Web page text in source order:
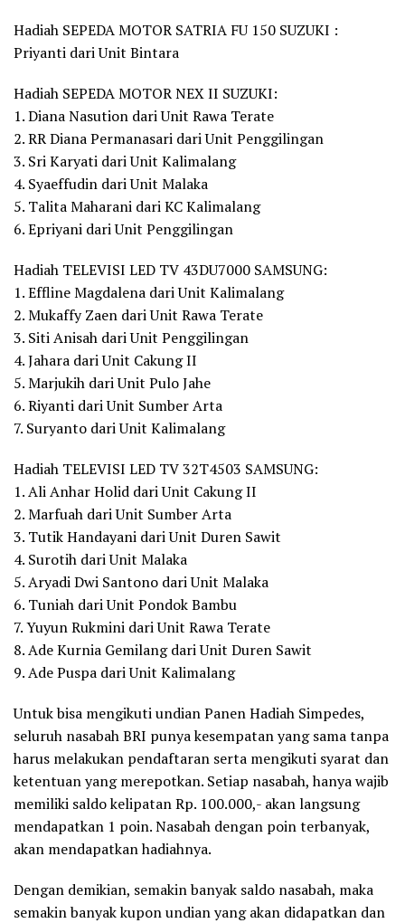
Hadiah SEPEDA MOTOR SATRIA FU 150 SUZUKI :
Priyanti dari Unit Bintara
Hadiah SEPEDA MOTOR NEX II SUZUKI:
1. Diana Nasution dari Unit Rawa Terate
2. RR Diana Permanasari dari Unit Penggilingan
3. Sri Karyati dari Unit Kalimalang
4. Syaeffudin dari Unit Malaka
5. Talita Maharani dari KC Kalimalang
6. Epriyani dari Unit Penggilingan
Hadiah TELEVISI LED TV 43DU7000 SAMSUNG:
1. Effline Magdalena dari Unit Kalimalang
2. Mukaffy Zaen dari Unit Rawa Terate
3. Siti Anisah dari Unit Penggilingan
4. Jahara dari Unit Cakung II
5. Marjukih dari Unit Pulo Jahe
6. Riyanti dari Unit Sumber Arta
7. Suryanto dari Unit Kalimalang
Hadiah TELEVISI LED TV 32T4503 SAMSUNG:
1. Ali Anhar Holid dari Unit Cakung II
2. Marfuah dari Unit Sumber Arta
3. Tutik Handayani dari Unit Duren Sawit
4. Surotih dari Unit Malaka
5. Aryadi Dwi Santono dari Unit Malaka
6. Tuniah dari Unit Pondok Bambu
7. Yuyun Rukmini dari Unit Rawa Terate
8. Ade Kurnia Gemilang dari Unit Duren Sawit
9. Ade Puspa dari Unit Kalimalang
Untuk bisa mengikuti undian Panen Hadiah Simpedes,
seluruh nasabah BRI punya kesempatan yang sama tanpa
harus melakukan pendaftaran serta mengikuti syarat dan
ketentuan yang merepotkan. Setiap nasabah, hanya wajib
memiliki saldo kelipatan Rp. 100.000,- akan langsung
mendapatkan 1 poin. Nasabah dengan poin terbanyak,
akan mendapatkan hadiahnya.
Dengan demikian, semakin banyak saldo nasabah, maka
semakin banyak kupon undian yang akan didapatkan dan